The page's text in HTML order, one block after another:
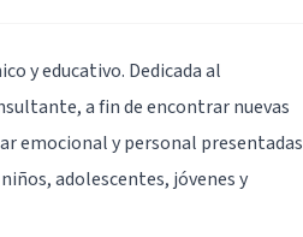
y educativo. Dedicada al
a fin de encontrar nuevas
emocional y personal presentadas
adolescentes, jóvenes y